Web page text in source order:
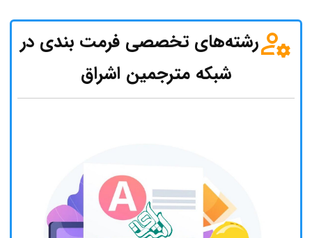
رشته‌های تخصصی فرمت‌ بندی در
شبکه مترجمین اشراق